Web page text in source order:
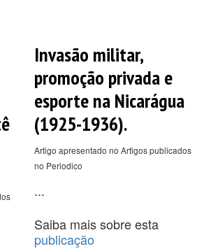
Invasão militar,
promoção privada e
esporte na Nicarágua
(1925-1936).
Artigo apresentado no Artigos publicados
no Periodico
...
Saiba mais sobre esta
publicação